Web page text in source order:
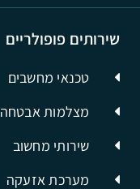
שירותים פופולריים
טכנאי מחשבים
מצלמות אבטחה
שירותי מחשוב
מערכת אזעקה